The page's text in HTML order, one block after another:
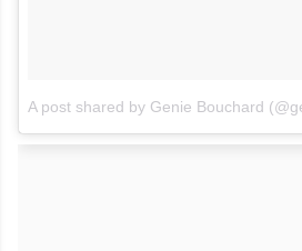
A post shared by Genie Bouchard